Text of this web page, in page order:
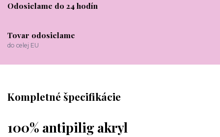
Odosielame do 24 hodín
Tovar odosielame
do celej EU
Kompletné špecifikácie
100% antipilig akryl